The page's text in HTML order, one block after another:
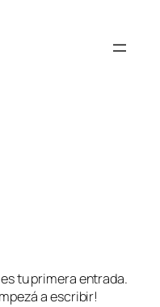
tu primera entrada.
a escribir!